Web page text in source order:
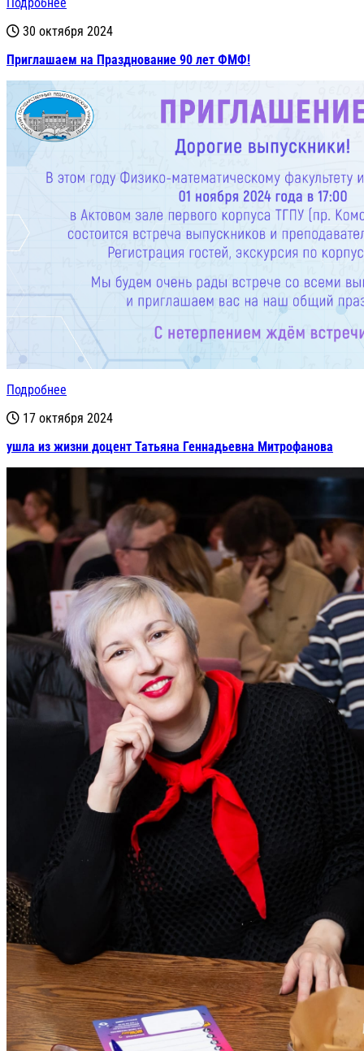
30 октября 2024
Приглашаем на Празднование 90 лет ФМФ!
Подробнее
17 октября 2024
ушла из жизни доцент Татьяна Геннадьевна Митрофанова